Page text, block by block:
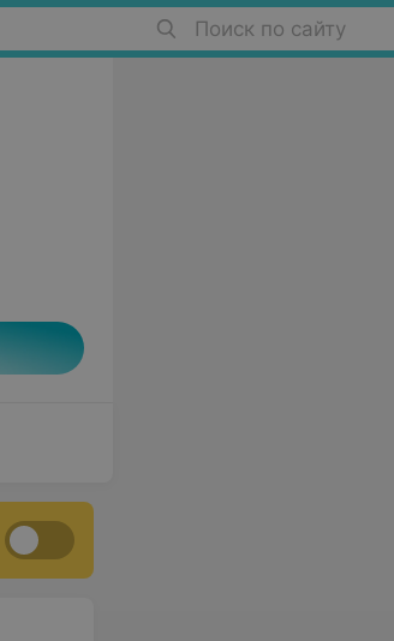
Поиск по сайту